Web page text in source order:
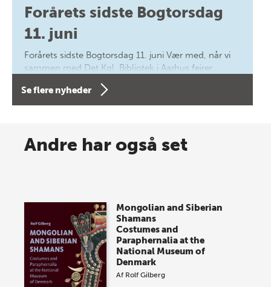
Forårets sidste Bogtorsdag
11. juni
Forårets sidste Bogtorsdag 11. juni Vær med, når vi
sammen med Det Kgl. Bibliotek i Aarhus fejrer
forfatterne bag vores nyes…
Spar op til 70% til sommer-
onsdag den 10. j…
Se flere nyheder
Andre har også set
Mongolian and Siberian
Shamans
Costumes and
Paraphernalia at the
National Museum of
Denmark
Af Rolf Gilberg